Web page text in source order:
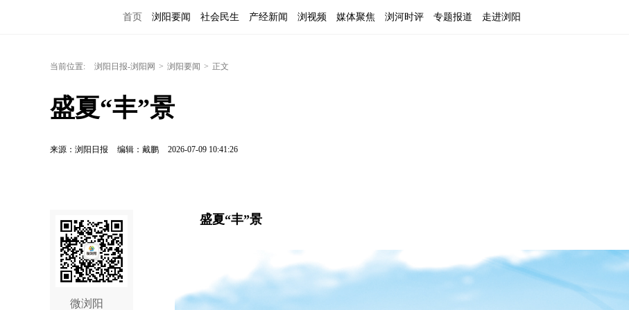
首页 浏阳要闻 社会民生 产经新闻 浏视频 媒体聚焦 浏河时评 专题报道 走进浏阳
当前位置: 浏阳日报-浏阳网 > 浏阳要闻 > 正文
盛夏“丰”景
来源：浏阳日报 编辑：戴鹏 2026-07-09 10:41:26
微浏阳
盛夏“丰”景